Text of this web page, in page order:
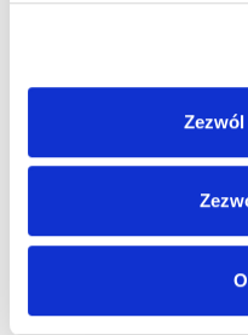
dokumentują
zawodowych w ramach
okresowych zostały
Kościerzynie i Bralinie.